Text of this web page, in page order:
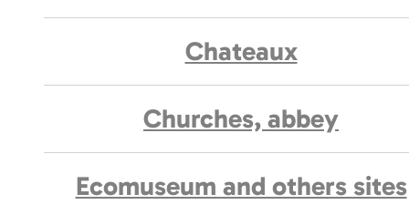
Chateaux
Churches, abbey
Ecomuseum and others sites